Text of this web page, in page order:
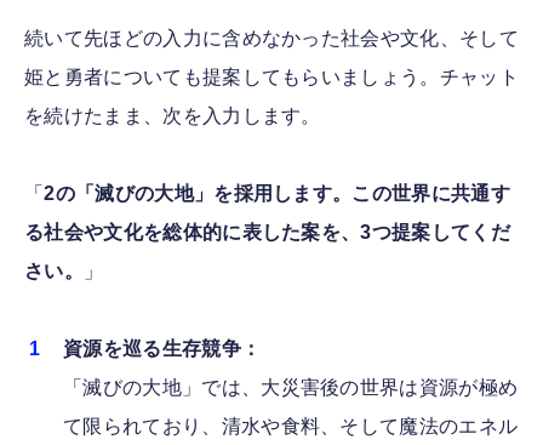
続いて先ほどの入力に含めなかった社会や文化、そして
姫と勇者についても提案してもらいましょう。チャット
を続けたまま、次を入力します。
「2の「滅びの大地」を採用します。この世界に共通す
る社会や文化を総体的に表した案を、3つ提案してくだ
さい。
」
資源を巡る生存競争：
「滅びの大地」では、大災害後の世界は資源が極め
て限られており、清水や食料、そして魔法のエネル